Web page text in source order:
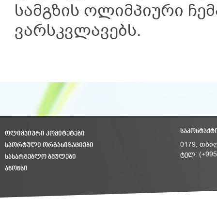
სამგზის ოლიმპიური
ვარსკვლავებს.
ᲝᲚᲘᲛᲞᲘᲣᲠᲘ ᲙᲝᲛᲘᲢᲔᲢᲔᲑᲘ
ᲡᲞᲝᲠᲢᲣᲚᲘ ᲝᲠᲒᲐᲜᲘᲖᲐᲪᲘᲔᲑᲘ
ᲡᲐᲡᲐᲠᲒᲔᲑᲚᲝ ᲑᲛᲣᲚᲔᲑᲘ
ᲐᲜᲝᲜᲡᲘ
0179,
ტელ: (+995